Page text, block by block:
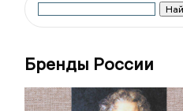
Бренды России